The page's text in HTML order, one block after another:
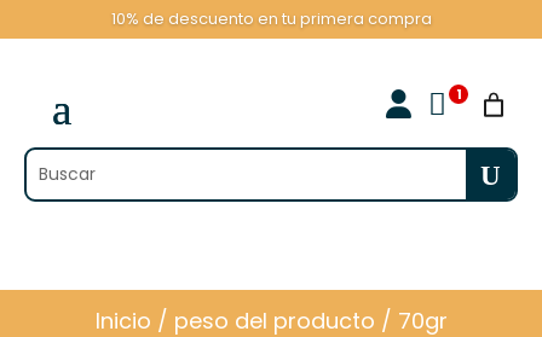
10% de descuento en tu primera compra

Inicio / peso del producto / 70gr